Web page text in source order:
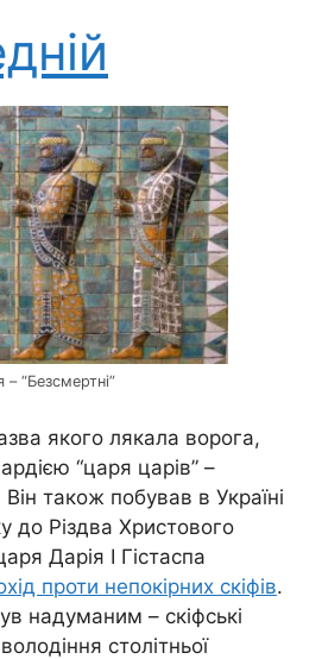
– “Безсмертні”
якого лякала ворога,
“царя царів” –
також побував в Україні
до Різдва Христового
Дарія І Гістаспа
проти непокірних скіфів.
надуманим – скіфські
столітньої